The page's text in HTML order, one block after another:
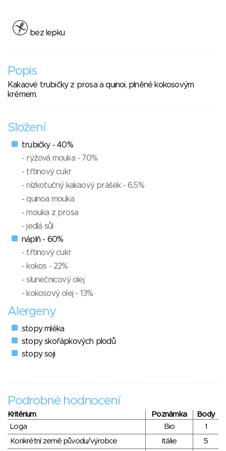
bez lepku
Popis
Kakaové trubičky z prosa a quinoi, plněné kokosovým
krémem.
Složení
trubičky - 40%
- rýžová mouka - 70%
- třtinový cukr
- nízkotučný kakaový prášek - 6,5%
- quinoa mouka
- mouka z prosa
- jedlá sůl
náplň - 60%
- třtinový cukr
- kokos - 22%
- slunečnicový olej
- kokosový olej - 13%
Alergeny
stopy mléka
stopy skořápkových plodů
stopy soji
Podrobné hodnocení
Kritérium Poznámka
Body
Loga
Bio
1
Konkrétní země původu/výrobce
Itálie
5